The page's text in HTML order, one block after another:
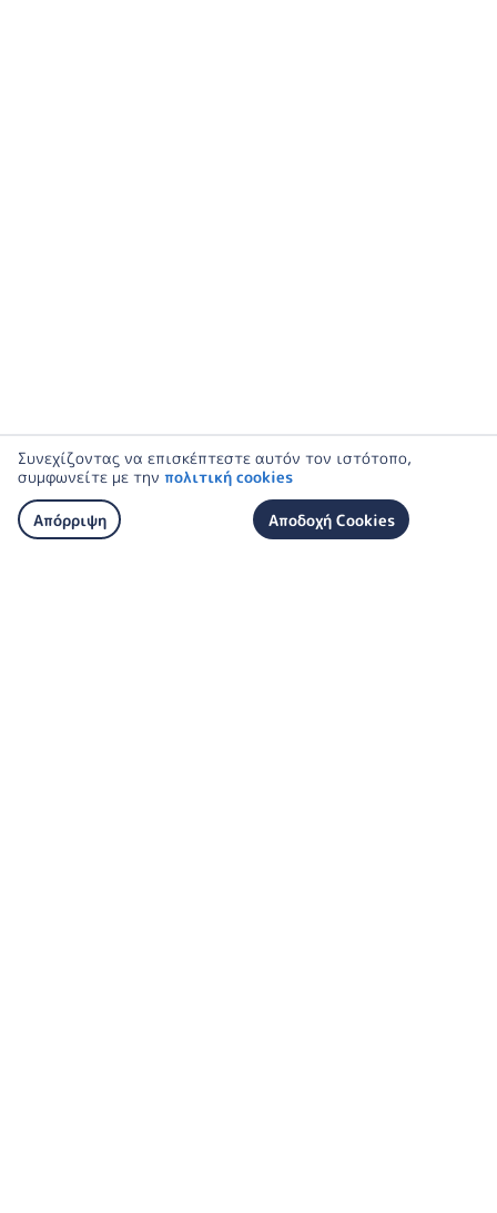
Συνεχίζοντας να επισκέπτεστε αυτόν τον ιστότοπο,
συμφωνείτε με την πολιτική cookies
Απόρριψη Αποδοχή Cookies